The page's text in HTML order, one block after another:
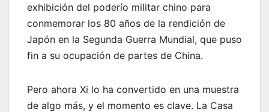
exhibición del poderío militar chino para
conmemorar los 80 años de la rendición de
Japón en la Segunda Guerra Mundial, que puso
fin a su ocupación de partes de China.
Pero ahora Xi lo ha convertido en una muestra
de algo más, y el momento es clave. La Casa